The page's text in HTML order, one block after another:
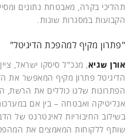
תהליכי בקרה, מאבטחת נתונים
הקבועות במסגרות שונות.
"פתרון מקיף למהפכת הדיגיטל"
אורן שגיא , מנכ"ל סיסקו ישראל,
הדיגיטל פתרון מקיף המאפשר את
הפתרונות שלנו כוללים את הרשת,
בשילוב החיבוריות לאינטרנט של
שותף ללקוחות המאמצים את